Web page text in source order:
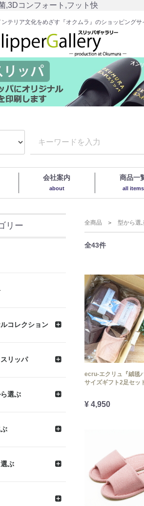
,3Dコンフォート,フット快
テリア文化をめざす『オクムラ』のショッピングサ
会社案内
about
商品一
all items
リー
コレクション
リッパ
選ぶ
ぶ
全商品 型から選
全43件
ecru-エクリュ『絨毯
サイズギフト2足セッ
¥ 4,950